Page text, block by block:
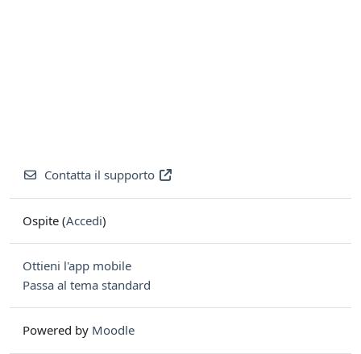
Contatta il supporto
Ospite (Accedi)
Ottieni l'app mobile
Passa al tema standard
Powered by Moodle